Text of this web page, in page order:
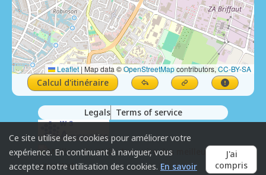
Leaflet | Map data ©OpenStreetMapcontributors,CC-BY-SA
Calcul d'itinéraire
Legals Terms of service
Ce site utilise des cookies pour améliorer votre
expérience. En continuant à naviguer, vous
acceptez notre utilisation des cookies. En savoir
J'ai
compris